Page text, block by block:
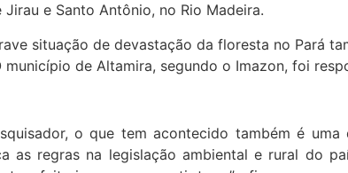
e Santo Antônio, no Rio Madeira.
situação de devastação da floresta no Pará
município de Altamira, segundo o Imazon, foi
o que tem acontecido também é
as regras na legislação ambiental e rural do